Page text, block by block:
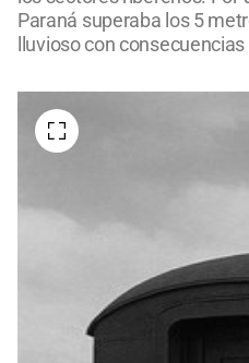
Paraná superaba los 5
lluvioso con